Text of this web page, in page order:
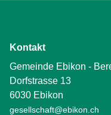
Kontakt
Gemeinde Ebikon -
Dorfstrasse 13
6030 Ebikon
gesellschaft@ebikon.ch